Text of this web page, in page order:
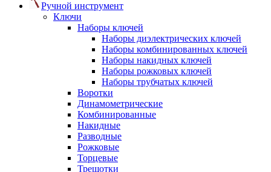
Ручной инструмент
Ключи
Наборы ключей
Наборы диэлектрических ключей
Наборы комбинированных ключей
Наборы накидных ключей
Наборы рожковых ключей
Наборы трубчатых ключей
Воротки
Динамометрические
Комбинированные
Накидные
Разводные
Рожковые
Торцевые
Трещотки